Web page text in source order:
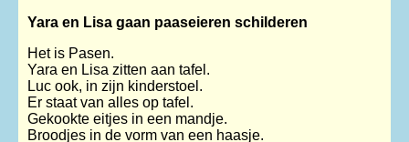
Yara en Lisa gaan paaseieren schilderen
Het is Pasen.
Yara en Lisa zitten aan tafel.
Luc ook, in zijn kinderstoel.
Er staat van alles op tafel.
Gekookte eitjes in een mandje.
Broodjes in de vorm van een haasje.